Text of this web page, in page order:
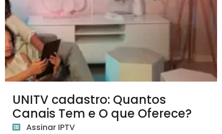
UNITV cadastro: Quantos
Canais Tem e O que Oferece?
Assinar IPTV